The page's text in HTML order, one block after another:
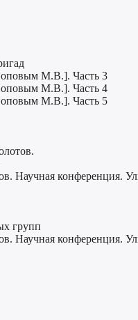
М.В.]. Часть 3
М.В.]. Часть 4
М.В.]. Часть 5
Научная конференция.
групп
Научная конференция.